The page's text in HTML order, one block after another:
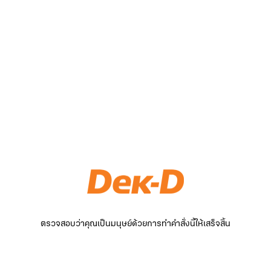
ตรวจสอบว่าคุณเป็นมนุษย์ด้วยการทำคำสั่งนี้ให้เสร็จสิ้น